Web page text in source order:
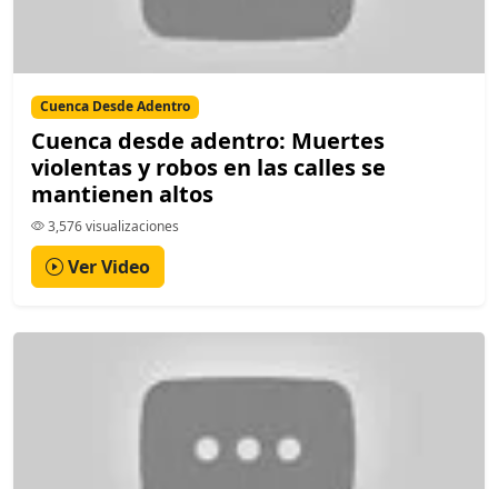
Cuenca Desde Adentro
Cuenca desde adentro: Muertes
violentas y robos en las calles se
mantienen altos
3,576 visualizaciones
Ver Video